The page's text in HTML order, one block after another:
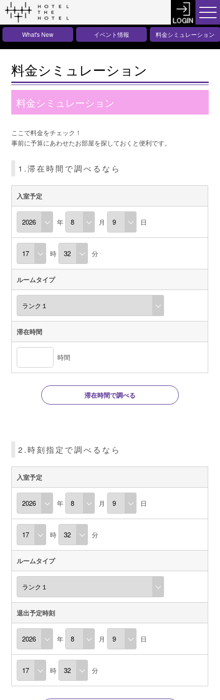
What's New イベント情報 料金シミュレーション
料金シミュレーション
料金シミュレーション
ここで料金をチェック！
事前に予算にあわせたお部屋を探しておくと便利です。
1.滞在時間で調べるなら
入室予定
年 月 日
時 分
ルームタイプ
滞在時間
時間
滞在時間で調べる
2.時刻指定で調べるなら
入室予定
年 月 日
時 分
ルームタイプ
退出予定時刻
年 月 日
時 分